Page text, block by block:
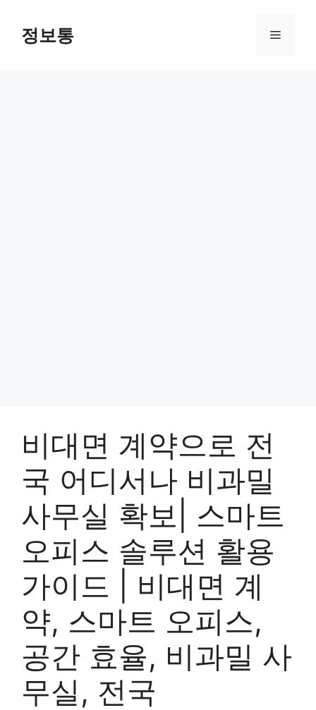
content정보통 Menu
비대면 계약으로 전
국 어디서나 비과밀
사무실 확보| 스마트
오피스 솔루션 활용
가이드 | 비대면 계
약, 스마트 오피스,
공간 효율, 비과밀 사
무실, 전국